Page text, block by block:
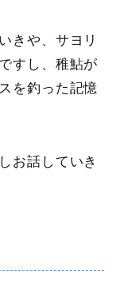
きや、サヨリ
すし、稚鮎が
を釣った記憶
お話していき